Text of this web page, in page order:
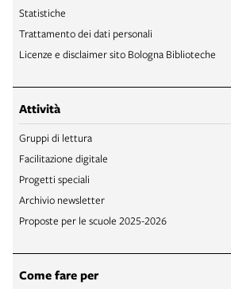
Statistiche
Trattamento dei dati personali
Licenze e disclaimer sito Bologna Biblioteche
Attività
Gruppi di lettura
Facilitazione digitale
Progetti speciali
Archivio newsletter
Proposte per le scuole 2025-2026
Come fare per